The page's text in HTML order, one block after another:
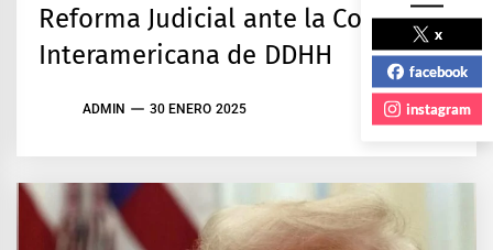
Reforma Judicial ante la Corte
Interamericana de DDHH
ADMIN 30 ENERO 2025
x
facebook
instagram